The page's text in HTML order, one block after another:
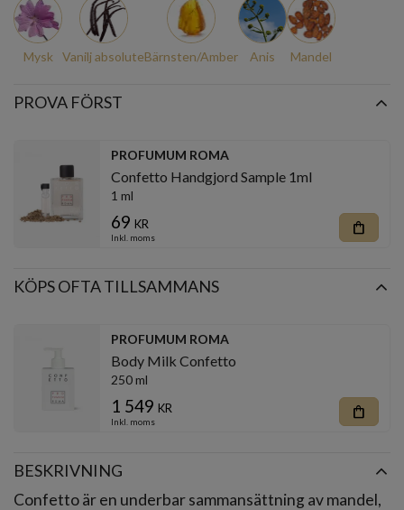
Mysk Vanilj absoluteBärnsten/Amber Anis Mandel
PROVA FÖRST
PROFUMUM ROMA
Confetto Handgjord Sample 1ml
1 ml
69 kr
Inkl. moms
shopping_bag
KÖPS OFTA TILLSAMMANS
PROFUMUM ROMA
Body Milk Confetto
250 ml
1 549 kr
Inkl. moms
shopping_bag
BESKRIVNING
Confetto är en underbar sammansättning av mandel,